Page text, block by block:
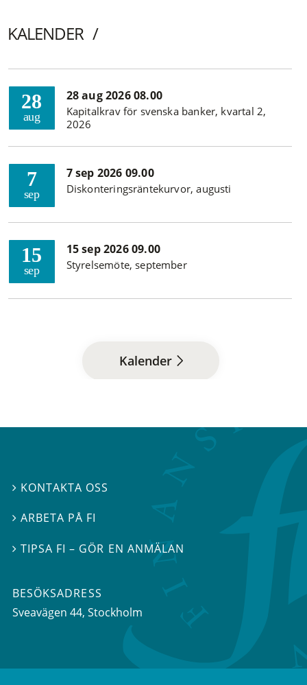
KALENDER
28
aug
28 aug 2026 08.00
Kapitalkrav för svenska banker, kvartal 2,
2026
7
sep
7 sep 2026 09.00
Diskonteringsräntekurvor, augusti
15
sep
15 sep 2026 09.00
Styrelsemöte, september
Kalender
 KONTAKTA OSS
ARBETA PÅ FI
TIPSA FI – GÖR EN ANMÄLAN
BESÖKSADRESS
Sveavägen 44, Stockholm